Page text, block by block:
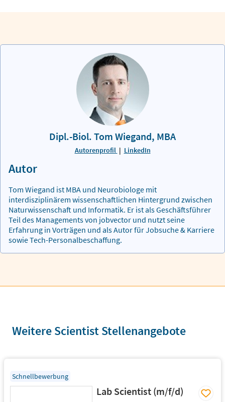
Dipl.-Biol. Tom Wiegand, MBA
Autorenprofil | LinkedIn
Autor
Tom Wiegand ist MBA und Neurobiologe mit
interdisziplinärem wissenschaftlichen Hintergrund zwischen
Naturwissenschaft und Informatik. Er ist als Geschäftsführer
Teil des Managements von jobvector und nutzt seine
Erfahrung in Vorträgen und als Autor für Jobsuche & Karriere
sowie Tech-Personalbeschaffung.
Weitere Scientist Stellenangebote
Schnellbewerbung
Lab Scientist (m/f/d)